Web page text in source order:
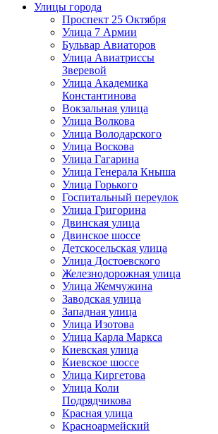
Улицы города
Проспект 25 Октября
Улица 7 Армии
Бульвар Авиаторов
Улица Авиатриссы
Зверевой
Улица Академика
Константинова
Вокзальная улица
Улица Волкова
Улица Володарского
Улица Воскова
Улица Гагарина
Улица Генерала Кныша
Улица Горького
Госпитальный переулок
Улица Григорина
Двинская улица
Двинское шоссе
Детскосельская улица
Улица Достоевского
Железнодорожная улица
Улица Жемчужина
Заводская улица
Западная улица
Улица Изотова
Улица Карла Маркса
Киевская улица
Киевское шоссе
Улица Киргетова
Улица Коли
Подрядчикова
Красная улица
Красноармейский